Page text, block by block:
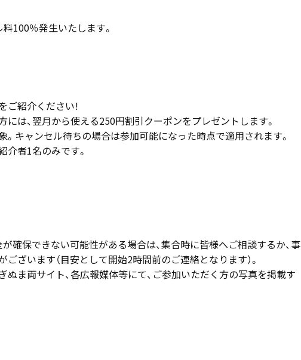
100％発生いたします。
ご紹介ください!
は、翌月から使える250円割引クーポンをプレゼントします。
キャンセル待ちの場合は参加可能になった時点で適用されます。
者1名のみです。
確保できない可能性がある場合は、集合時に皆様へご相談するか、事
ざいます（目安として開始2時間前のご連絡となります）。
ぬま両サイト、各広報媒体等にて、ご参加いただく方の写真を掲載す